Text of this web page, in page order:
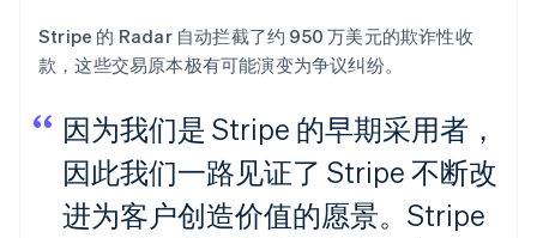
Stripe 的 Radar 自动拦截了约 950 万美元的欺诈性收
款，这些交易原本极有可能演变为争议纠纷。
因为我们是 Stripe 的早期采用者，
因此我们一路见证了 Stripe 不断改
进为客户创造价值的愿景。Stripe